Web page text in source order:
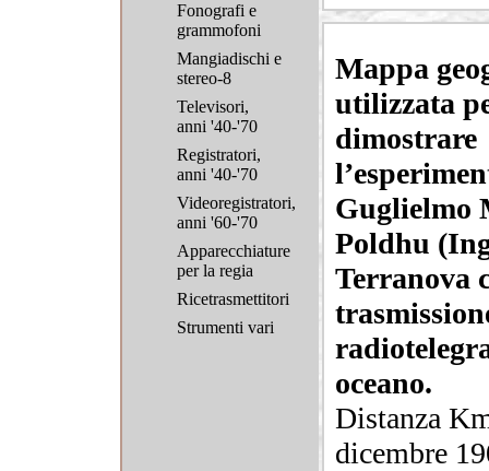
Fonografi e
grammofoni
Mangiadischi e
stereo-8
Televisori,
anni '40-'70
Registratori,
anni '40-'70
Videoregistratori,
anni '60-'70
Apparecchiature
per la regia
Ricetrasmettitori
Strumenti vari
Mappa
utilizzata
dimostrare
Guglielmo
Poldhu
Terranova
oceano.
Distanza
dicembre